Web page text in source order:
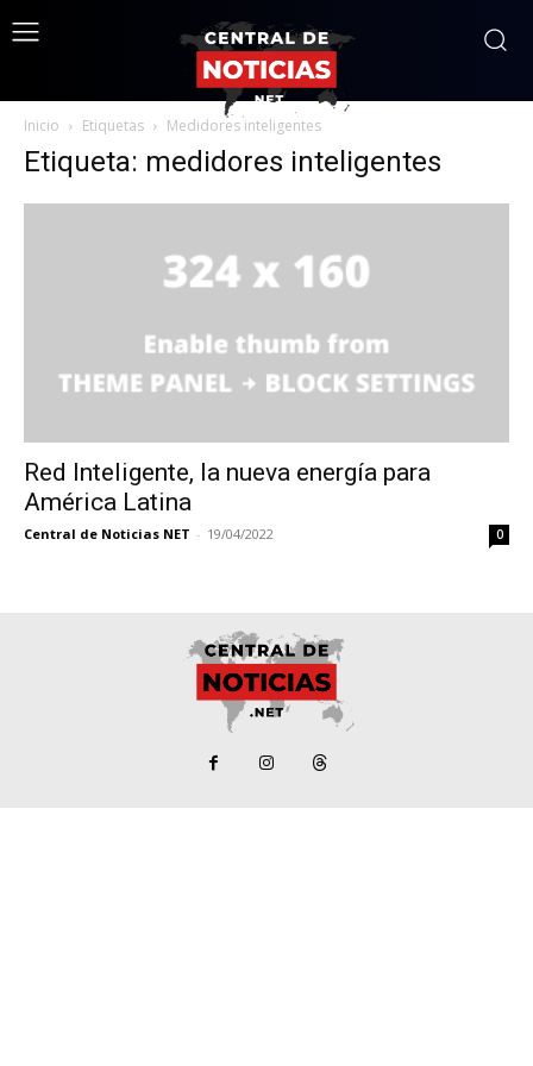
Inicio Etiquetas Medidores inteligentes
Etiqueta: medidores inteligentes
Red Inteligente, la nueva energía para
América Latina
Central de Noticias NET - 19/04/2022 0